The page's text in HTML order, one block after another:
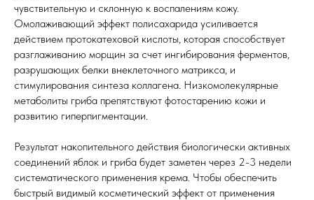
чувствительную и склонную к воспалениям кожу.
Омолаживающий эффект полисахарида усиливается
действием протокатеховой кислоты, которая способствует
разглаживанию морщин за счет ингибирования ферментов,
разрушающих белки внеклеточного матрикса, и
стимулирования синтеза коллагена. Низкомолекулярные
метаболиты гриба препятствуют фотостарению кожи и
развитию гиперпигментации.
Результат накопительного действия биологически активных
соединений яблок и гриба будет заметен через 2-3 недели
систематического применения крема. Чтобы обеспечить
быстрый видимый косметический эффект от применения